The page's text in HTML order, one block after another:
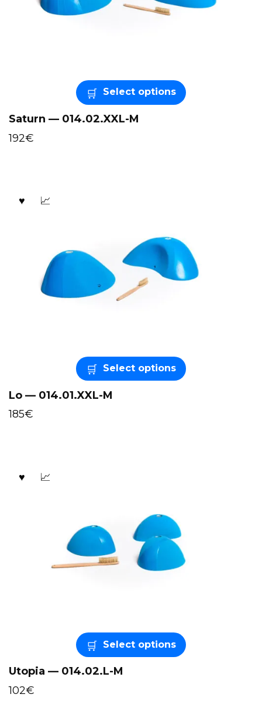
Select options
Saturn — 014.02.XXL-M
192€
Select options
Lo — 014.01.XXL-M
185€
Select options
Utopia — 014.02.L-M
102€